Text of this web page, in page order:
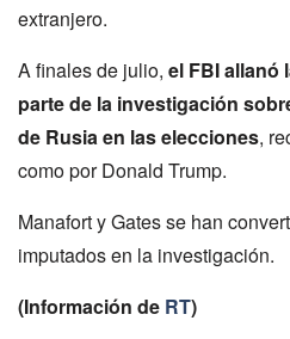
extranjero.
A finales de julio, el FBI allanó
parte de la investigación
de Rusia en las elecciones,
como por Donald Trump.
Manafort y Gates se han
imputados en la investigación.
(Información de RT)